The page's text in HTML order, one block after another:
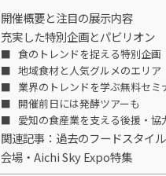
開催概要と注目の展示内容
充実した特別企画とパビリオン
食のトレンドを捉える特別企画
地域食材と人気グルメのエリア
業界のトレンドを学ぶ無料セミ
開催前日には発酵ツアーも
愛知の食産業を支える後援・協
関連記事：過去のフードスタイ
会場・Aichi Sky Expo特集